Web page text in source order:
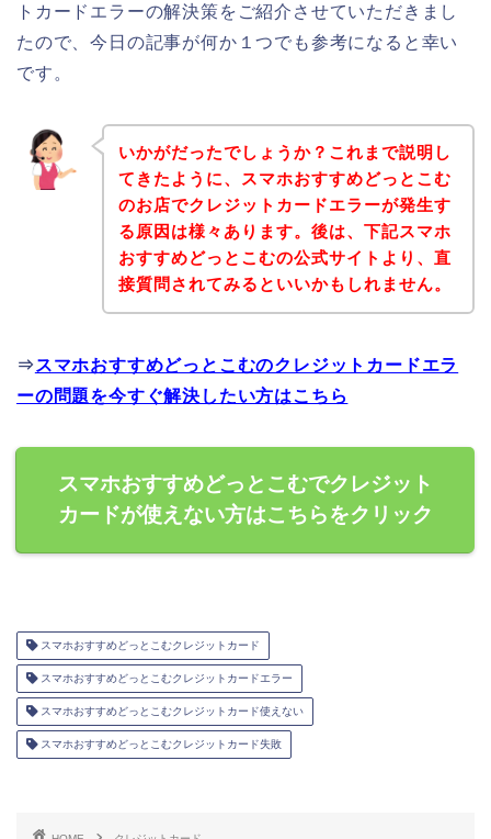
トカードエラーの解決策をご紹介させていただきまし
たので、今日の記事が何か１つでも参考になると幸い
です。
いかがだったでしょうか？これまで説明し
てきたように、スマホおすすめどっとこむ
のお店でクレジットカードエラーが発生す
る原因は様々あります。後は、下記スマホ
おすすめどっとこむの公式サイトより、直
接質問されてみるといいかもしれません。
⇒ スマホおすすめどっとこむのクレジットカードエラ
ーの問題を今すぐ解決したい方はこちら
スマホおすすめどっとこむでクレジット
カードが使えない方はこちらをクリック
スマホおすすめどっとこむクレジットカード
スマホおすすめどっとこむクレジットカードエラー
スマホおすすめどっとこむクレジットカード使えない
スマホおすすめどっとこむクレジットカード失敗